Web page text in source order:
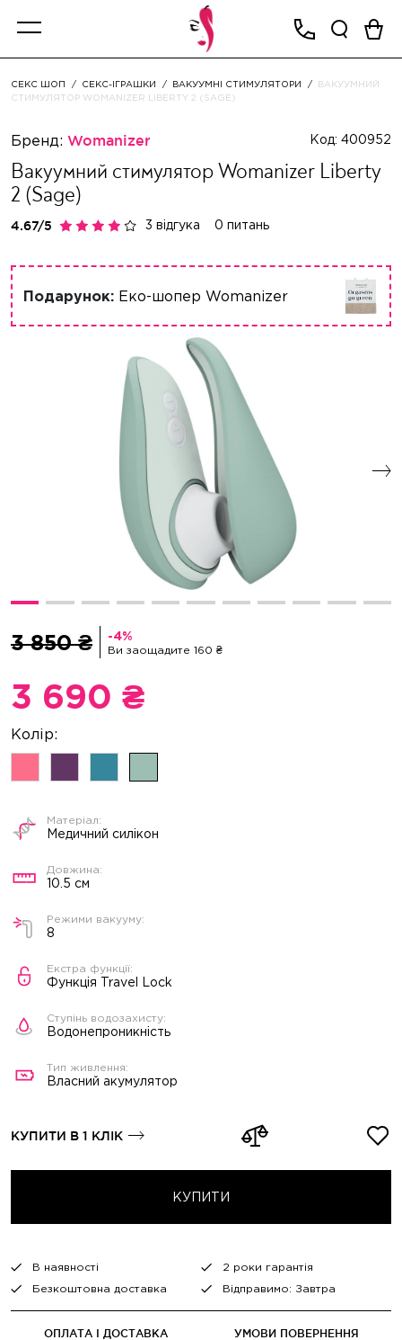
СЕКС ШОП СЕКС-ІГРАШКИ ВАКУУМНІ СТИМУЛЯТОРИ
ВАКУУМНИЙ
СТИМУЛЯТОР WOMANIZER LIBERTY 2 (SAGE)
Бренд: Womanizer Код: 400952
Вакуумний стимулятор Womanizer Liberty
2 (Sage)
3 відгука 0 питань
Подарунок: Еко-шопер Womanizer
3 850 ₴ Ви заощадите 160 ₴
3 690 ₴
КУПИТИ
КУПИТИ В 1 КЛІК
Медичний силікон
10.5 см
8
Функція Travel Lock
Водонепроникність
Власний акумулятор
В наявності
2 роки гарантія
Безкоштовна доставка
Відправимо: Завтра
ОПЛАТА І ДОСТАВКА УМОВИ ПОВЕРНЕННЯ